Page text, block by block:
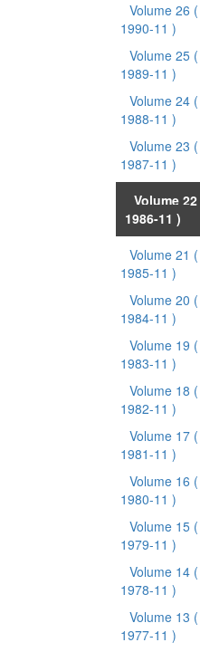
Volume 26 (
1990-11 )
Volume 25 (
1989-11 )
Volume 24 (
1988-11 )
Volume 23 (
1987-11 )
Volume 22
1986-11 )
Volume 21 (
1985-11 )
Volume 20 (
1984-11 )
Volume 19 (
1983-11 )
Volume 18 (
1982-11 )
Volume 17 (
1981-11 )
Volume 16 (
1980-11 )
Volume 15 (
1979-11 )
Volume 14 (
1978-11 )
Volume 13 (
1977-11 )